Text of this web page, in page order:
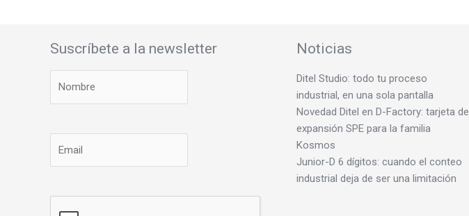
Suscríbete a la newsletter Noticias
Ditel Studio: todo tu proceso
industrial, en una sola pantalla
Novedad Ditel en D-Factory: tarjeta de
expansión SPE para la familia
Kosmos
Junior-D 6 dígitos: cuando el conteo
industrial deja de ser una limitación